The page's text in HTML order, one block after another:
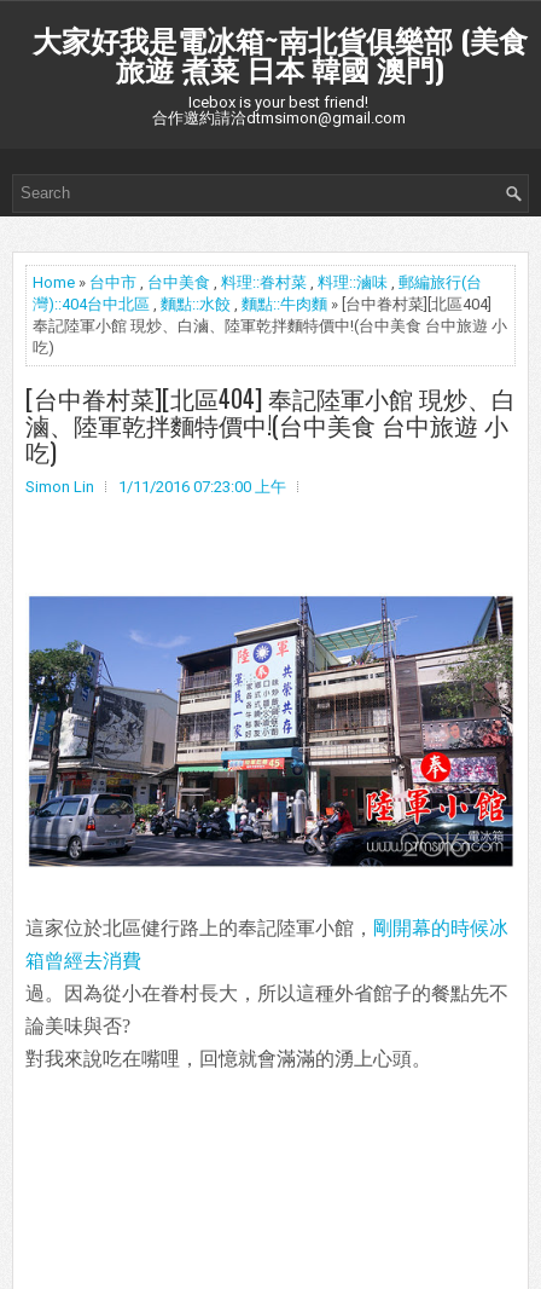
大家好我是電冰箱~南北貨俱樂部 (美食
旅遊 煮菜 日本 韓國 澳門)
Icebox is your best friend!
合作邀約請洽dtmsimon@gmail.com
Home » 台中市 , 台中美食 , 料理::眷村菜 , 料理::滷味 , 郵編旅行(台
灣)::404台中北區 , 麵點::水餃 , 麵點::牛肉麵 » [台中眷村菜][北區404]
奉記陸軍小館 現炒、白滷、陸軍乾拌麵特價中!(台中美食 台中旅遊 小
吃)
[台中眷村菜][北區404] 奉記陸軍小館 現炒、白
滷、陸軍乾拌麵特價中!(台中美食 台中旅遊 小
吃)
Simon Lin 1/11/2016 07:23:00 上午
這家位於北區健行路上的奉記陸軍小館， 剛開幕的時候冰
箱曾經去消費
過。因為從小在眷村長大，所以這種外省館子的餐點先不
論美味與否?
對我來說吃在嘴哩，回憶就會滿滿的湧上心頭。